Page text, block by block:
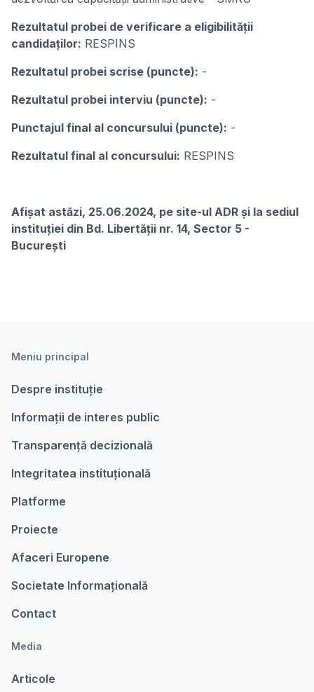
Rezultatul probei de verificare a eligibilității
candidaților: RESPINS
Rezultatul probei scrise (puncte): -
Rezultatul probei interviu (puncte): -
Punctajul final al concursului (puncte): -
Rezultatul final al concursului: RESPINS
Afișat astăzi, 25.06.2024, pe site-ul ADR și la sediul
instituției din Bd. Libertății nr. 14, Sector 5 -
Bucureşti
Meniu principal
Despre instituție
Informații de interes public
Transparență decizională
Integritatea instituțională
Platforme
Proiecte
Afaceri Europene
Societate Informațională
Contact
Media
Articole